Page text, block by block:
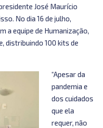
José Maurício
No dia 16 de julho,
a equipe de Humanização,
distribuindo 100 kits de
“Apesar da
pandemia e
dos cuidados
que ela
requer, não